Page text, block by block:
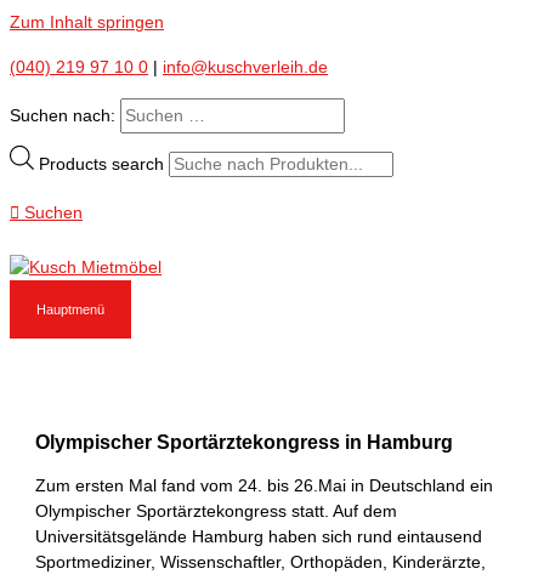
Zum Inhalt springen
(040) 219 97 10 0 info@kuschverleih.de
Suchen nach:
Products search
Suchen
Hauptmenü
Olympischer Sportärztekongress in Hamburg
Zum ersten Mal fand vom 24. bis 26.Mai in Deutschland ein
Olympischer Sportärztekongress statt. Auf dem
Universitätsgelände Hamburg haben sich rund eintausend
Sportmediziner, Wissenschaftler, Orthopäden, Kinderärzte,